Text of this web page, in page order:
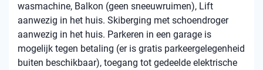
wasmachine, Balkon (geen sneeuwruimen), Lift
aanwezig in het huis. Skiberging met schoendroger
aanwezig in het huis. Parkeren in een garage is
mogelijk tegen betaling (er is gratis parkeergelegenheid
buiten beschikbaar), toegang tot gedeelde elektrische